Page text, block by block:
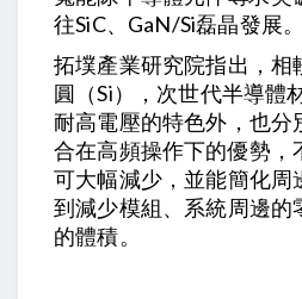
往SiC、GaN/Si磊晶發展。
拓墣產業研究院指出，相
圓（Si），次世代半導體
耐高電壓的特色外，也分
合在高頻操作下的優勢，
可大幅減少，並能簡化周
到減少模組、系統周邊的
的體積。